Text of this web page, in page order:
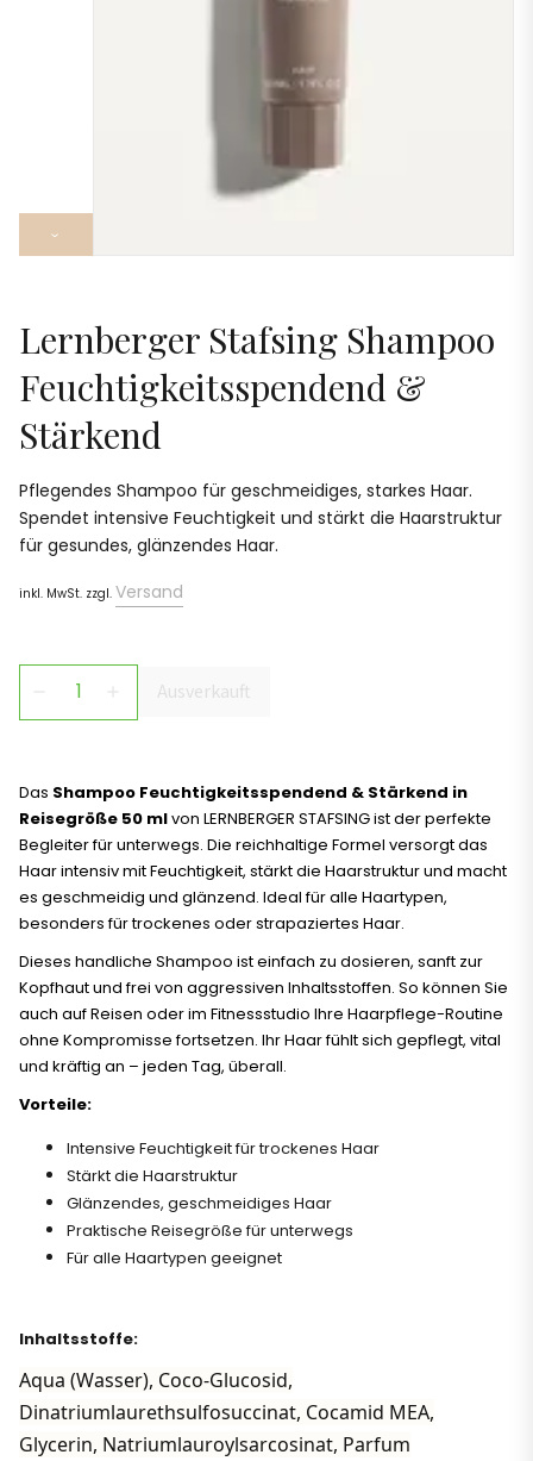
›
Lernberger Stafsing Shampoo
Feuchtigkeitsspendend &
Stärkend
Pflegendes Shampoo für geschmeidiges, starkes Haar.
Spendet intensive Feuchtigkeit und stärkt die Haarstruktur
für gesundes, glänzendes Haar.
inkl. MwSt. zzgl. Versand
Ausverkauft
Das Shampoo Feuchtigkeitsspendend & Stärkend in
Reisegröße 50 mlvon LERNBERGER STAFSING ist der perfekte
Begleiter für unterwegs. Die reichhaltige Formel versorgt das
Haar intensiv mit Feuchtigkeit, stärkt die Haarstruktur und macht
es geschmeidig und glänzend. Ideal für alle Haartypen,
besonders für trockenes oder strapaziertes Haar.
Dieses handliche Shampoo ist einfach zu dosieren, sanft zur
Kopfhaut und frei von aggressiven Inhaltsstoffen. So können Sie
auch auf Reisen oder im Fitnessstudio Ihre Haarpflege-Routine
ohne Kompromisse fortsetzen. Ihr Haar fühlt sich gepflegt, vital
und kräftig an – jeden Tag, überall.
Vorteile:
Intensive Feuchtigkeit für trockenes Haar
Stärkt die Haarstruktur
Glänzendes, geschmeidiges Haar
Praktische Reisegröße für unterwegs
Für alle Haartypen geeignet
Inhaltsstoffe:
Aqua (Wasser), Coco-Glucosid,
Dinatriumlaurethsulfosuccinat, Cocamid MEA,
Glycerin, Natriumlauroylsarcosinat, Parfum